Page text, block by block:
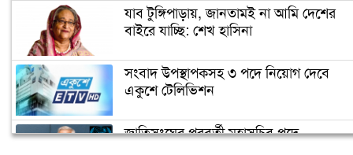
করলো সন্ত্রাসীরা
ডিসির বাসভবনে পুলিশ কনস্টেবলের
আত্মহত্যা
উপজেলা ছাত্রলীগের নতুন কমিটি
যাব টুঙ্গিপাড়ায়, জানতামই না আমি দেশের
বাইরে যাচ্ছি: শেখ হাসিনা
সংবাদ উপস্থাপকসহ ৩ পদে নিয়োগ দেবে
একুশে টেলিভিশন
জাতিসংঘের পরবর্তী মহাসচিব পদে